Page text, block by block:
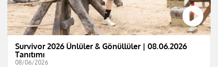
Survivor 2026 Ünlüler & Gönüllüler | 08.06.2026
Tanıtımı
08/06/2026